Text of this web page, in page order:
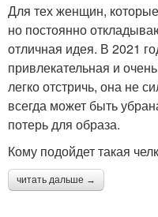
Для тех женщин,
но постоянно
отличная идея. В 2021
привлекательная и
легко отстричь, она не
всегда может быть
потерь для образа.
Кому подойдет такая
читать дальше →